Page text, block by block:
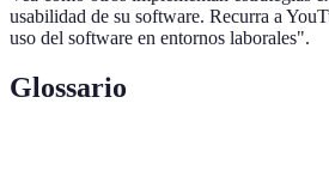
usabilidad de su software. Recurra a
uso del software en entornos laborales".
Glossario